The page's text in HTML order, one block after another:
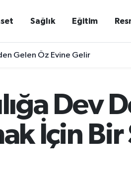
Sağlık Eğitim
Gelen Öz Evine Gelir
Dev
İçin